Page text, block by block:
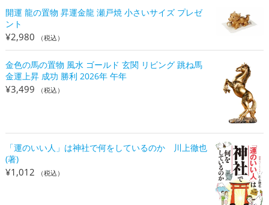
開運 龍の置物 昇運金龍 瀬戸焼 小さいサイズ プレゼ
ント
¥2,980 （税込）
金色の馬の置物 風水 ゴールド 玄関 リビング 跳ね馬
金運上昇 成功 勝利 2026年 午年
¥3,499 （税込）
「運のいい人」は神社で何をしているのか 川上徹也
(著)
¥1,012 （税込）